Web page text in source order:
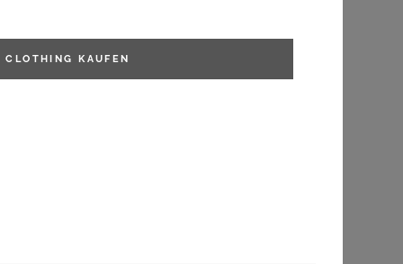
CLOTHING KAUFEN